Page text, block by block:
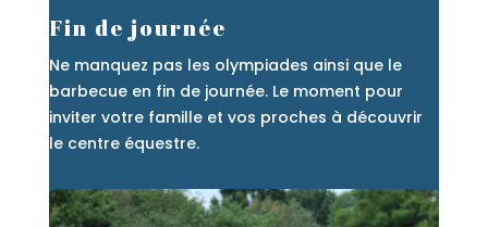
Fin de journée
Ne manquez pas les olympiades ainsi que le
barbecue en fin de journée. Le moment pour
inviter votre famille et vos proches à découvrir
le centre équestre.